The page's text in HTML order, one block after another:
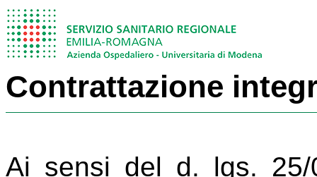
Contrattazione
Ai sensi del d. lgs. 25/